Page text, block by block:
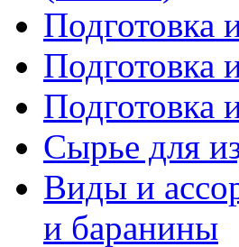
Подготовка
Подготовка
Подготовка
Сырье для
Виды и
и баранины